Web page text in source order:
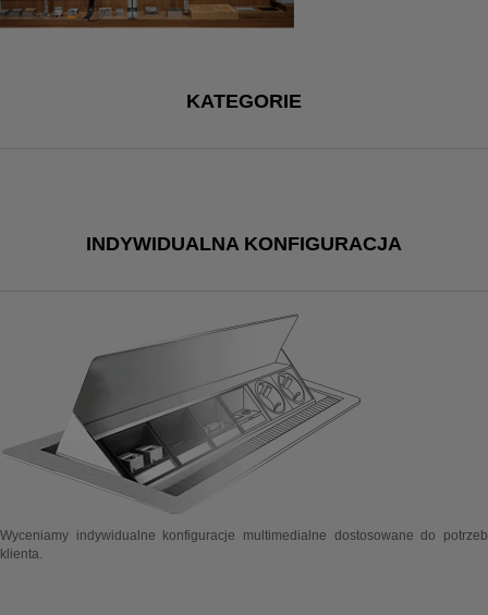
KATEGORIE
INDYWIDUALNA KONFIGURACJA
Wyceniamy indywidualne konfiguracje multimedialne dostosowane do potrzeb
klienta.